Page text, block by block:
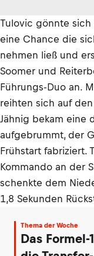
Tulovic gönnte sich
eine Chance die
nehmen ließ und
Soomer und
Führungs-Duo an.
reihten sich auf
Jähnig bekam eine
aufgebrummt, der
Frühstart fabriziert.
Kommando an der
schenkte dem
1,8 Sekunden
Thema der Woche
Das